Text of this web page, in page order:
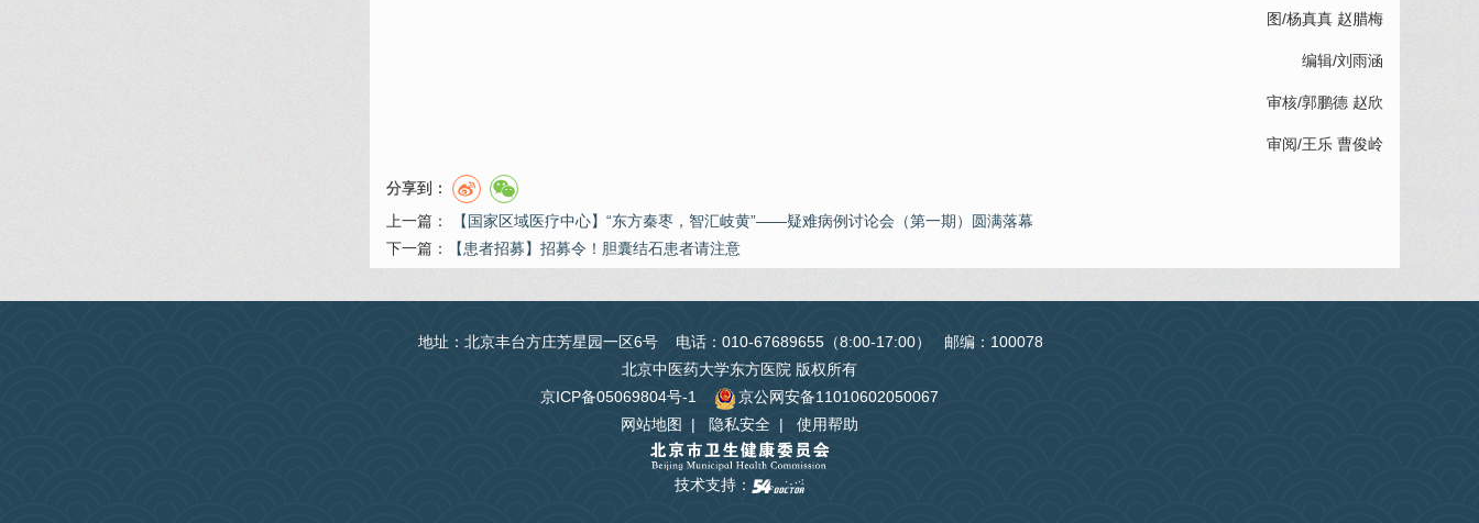
图/杨真真 赵腊梅
编辑/刘雨涵
审核/郭鹏德 赵欣
审阅/王乐 曹俊岭
分享到：
上一篇：
【国家区域医疗中心】“东方秦枣，智汇岐黄”——疑难病例讨论会（第一期）圆满落幕
下一篇：
​【患者招募】招募令！胆囊结石患者请注意
地址：北京丰台方庄芳星园一区6号 电话：010-67689655（8:00-17:00） 邮编：100078
北京中医药大学东方医院 版权所有
京ICP备05069804号-1
京公网安备11010602050067
网站地图
| 隐私安全 | 使用帮助
技术支持：